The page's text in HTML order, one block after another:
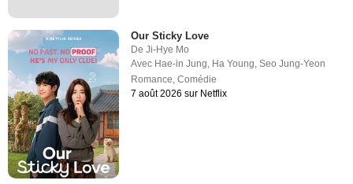
Our Sticky Love
DeJi-Hye Mo
Avec Hae-in Jung, Ha Young,Seo Jung-Yeon
Romance,Comédie
7 août 2026 sur Netflix